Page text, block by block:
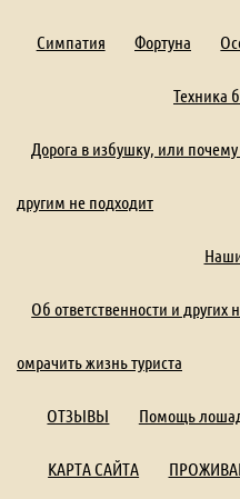
Симпатия Фортуна
Техника
Дорога в избушку, или
другим не подходит
Об ответственности и других
омрачить жизнь туриста
ОТЗЫВЫ Помощь
КАРТА САЙТА